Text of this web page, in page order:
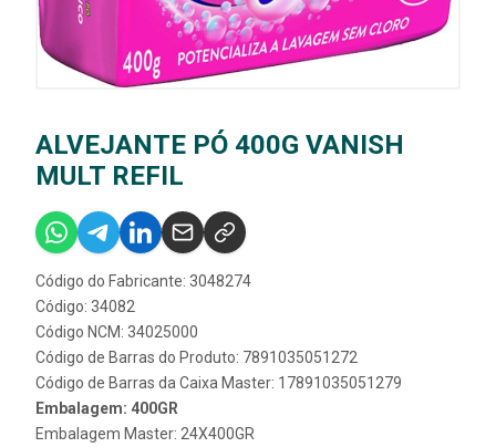
ALVEJANTE PÓ 400G VANISH
MULT REFIL
Código do Fabricante: 3048274
Código: 34082
Código NCM: 34025000
Código de Barras do Produto: 7891035051272
Código de Barras da Caixa Master: 17891035051279
Embalagem: 400GR
Embalagem Master: 24X400GR